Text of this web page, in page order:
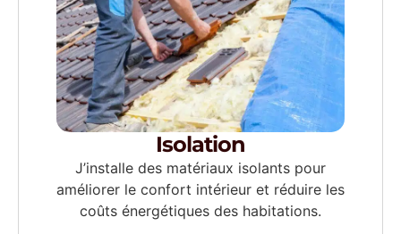
Isolation
J’installe des matériaux isolants pour
améliorer le confort intérieur et réduire les
coûts énergétiques des habitations.